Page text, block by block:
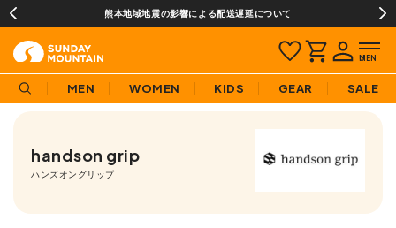
熊本地域地震の影響による配送遅延について
MEN WOMEN KIDS GEAR SALE
handson grip
ハンズオングリップ